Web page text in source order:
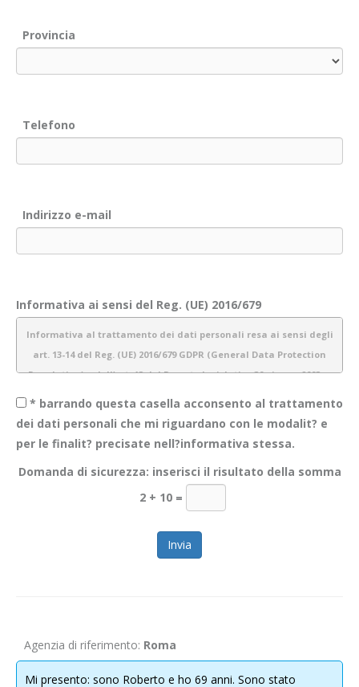
Provincia
Telefono
Indirizzo e-mail
Informativa ai sensi del Reg. (UE) 2016/679
Informativa al trattamento dei dati personali resa ai sensi degli
art. 13-14 del Reg. (UE) 2016/679 GDPR (General Data Protection
Regulation) e dell’art. 13 del Decreto legislativo 30 giugno 2003 n.
1.Introduzione
Obiettivo Incontro S.r.l. è consapevole dell’importanza della protezione
dei dati personali e del rispetto della privacy dei propri utenti. Pertanto
garantiamo sicurezza e riservatezza durante l’elaborazione delle
informazioni personali dei nostri utenti.
informazioni raccolte tramite canali diversi dal presente sito web. Lo
* barrando questa casella acconsento al trattamento
dei dati personali che mi riguardano con le modalit? e
per le finalit? precisate nell?informativa stessa.
Domanda di sicurezza: inserisci il risultato della somma
2 + 10 =
Agenzia di riferimento: Roma
Mi presento: sono Roberto e ho 69 anni. Sono stato